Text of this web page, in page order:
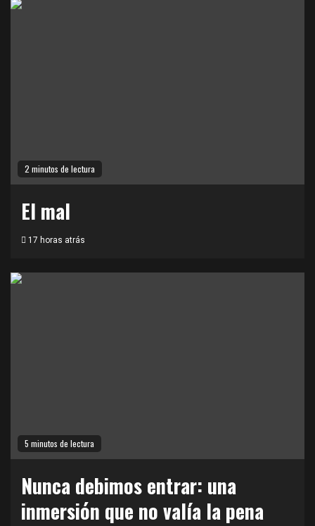
2 minutos de lectura
El mal
17 horas atrás
5 minutos de lectura
Nunca debimos entrar: una
inmersión que no valía la pena